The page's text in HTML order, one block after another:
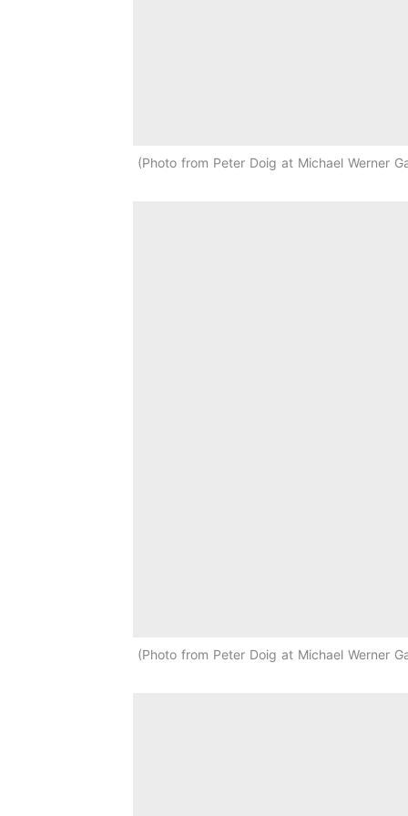
Photo from Peter Doig at Michael Werner
Photo from Peter Doig at Michael Werner